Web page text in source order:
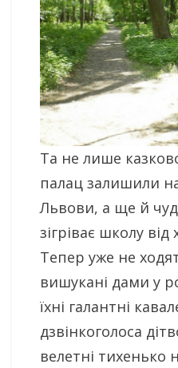
Та не лише
палац залишили
Львови, а ще й
зігріває школу від
Тепер уже не
вишукані дами у
їхні галантні
дзвінкоголоса
велетні